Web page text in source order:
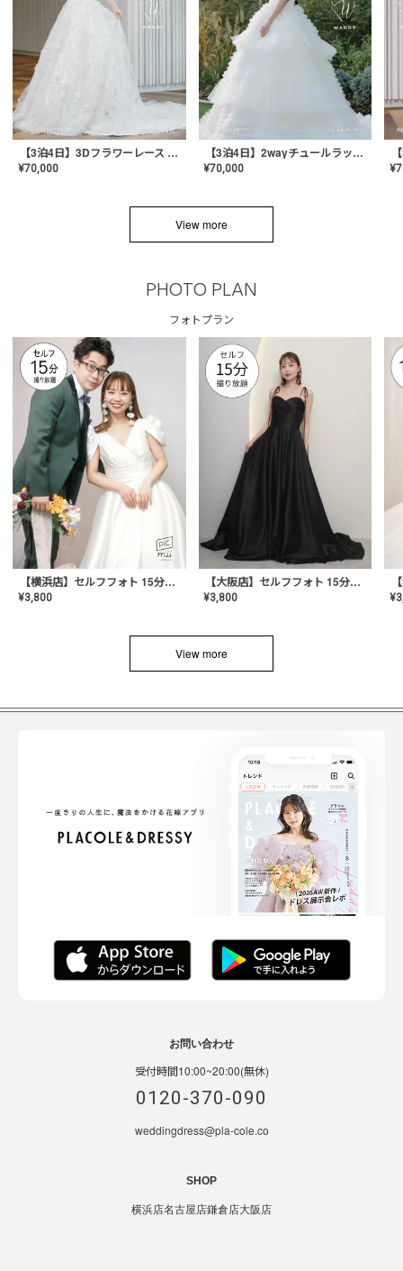
【3泊4日】3Dフラワーレース ドレス〈PD-WDOR-331〉
¥70,000
【3泊4日】2wayチュールラッフルドレス〈PD-WDOR-341RTL〉
¥70,000 ¥
View more
PHOTO PLAN
フォトプラン
【横浜店】セルフフォト 15分撮り放題プラン
¥3,800
【大阪店】セルフフォト 15分撮り放題プラン
¥3,800 ¥
View more
お問い合わせ
受付時間10:00~20:00(無休)
0120-370-090
weddingdress@pla-cole.co
SHOP
横浜店名古屋店鎌倉店大阪店